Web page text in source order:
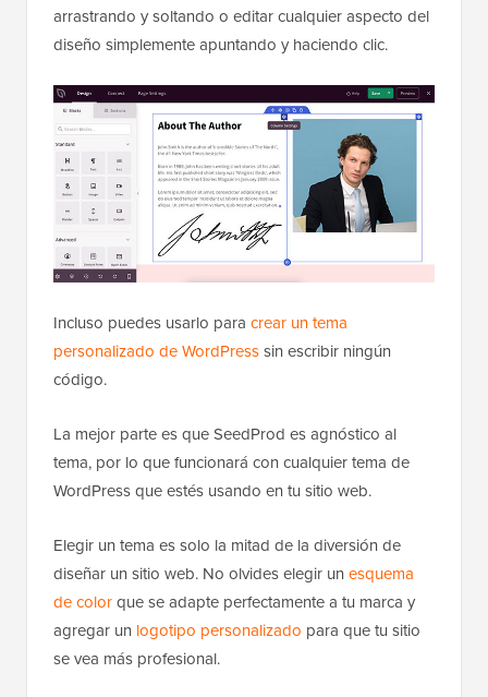
arrastrando y soltando o editar cualquier aspecto del
diseño simplemente apuntando y haciendo clic.
Incluso puedes usarlo para crear un tema
personalizado de WordPresssin escribir ningún
código.
La mejor parte es que SeedProd es agnóstico al
tema, por lo que funcionará con cualquier tema de
WordPress que estés usando en tu sitio web.
Elegir un tema es solo la mitad de la diversión de
diseñar un sitio web. No olvides elegir un esquema
de colorque se adapte perfectamente a tu marca y
agregar un logotipo personalizado para que tu sitio
se vea más profesional.